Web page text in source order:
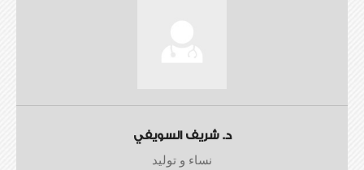
د. شريف السويفي
نساء و توليد